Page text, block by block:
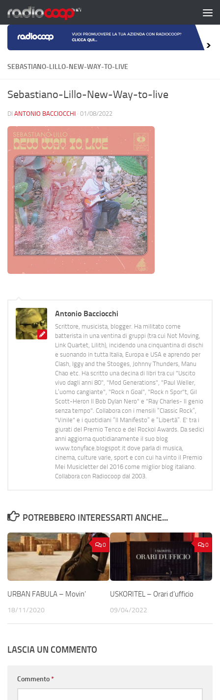
Salta al contenuto
SEBASTIANO-LILLO-NEW-WAY-TO-LIVE
Sebastiano-Lillo-New-Way-to-live
DI ANTONIO BACCIOCCHI · 01/08/2022
Antonio Bacciocchi
Scrittore, musicista, blogger. Ha militato come
batterista in una ventina di gruppi (tra cui Not Moving,
Link Quartet, Lilith), incidendo una cinquantina di dischi
e suonando in tutta Italia, Europa e USA e aprendo per
Clash, Iggy and the Stooges, Johnny Thunders, Manu
Chao etc. Ha scritto una decina di libri tra cui "Uscito
vivo dagli anni 80", "Mod Generations", "Paul Weller,
L’uomo cangiante", "Rock n Goal", "Rock n Spor"t, Gil
Scott-Heron Il Bob Dylan Nero" e "Ray Charles- Il genio
senza tempo". Collabora con i mensili “Classic Rock”,
"Vinile" e i quotidiani “Il Manifesto” e “Libertà”. E' tra i
giurati del Premio Tenco e del Rockol Awards. Da sedici
anni aggiorna quotidianamente il suo blog
www.tonyface.blogspot.it dove parla di musica,
cinema, culture varie, sport e con cui ha vinto il Premio
Mei Musicletter del 2016 come miglior blog italiano.
Collabora con Radiocoop dal 2003.
POTREBBERO INTERESSARTI ANCHE...
0
URBAN FABULA – Movin’
18/11/2020
0
USKORITEL – Orari d’ufficio
09/04/2022
LASCIA UN COMMENTO
Commento*